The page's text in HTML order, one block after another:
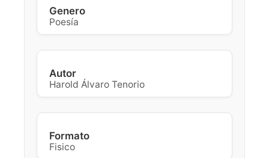
Genero
Poesía
Autor
Harold Álvaro Tenorio
Formato
Fisico